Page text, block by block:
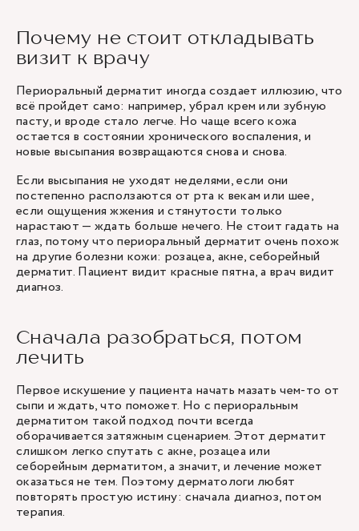
Почему не стоит откладывать
визит к врачу
Периоральный дерматит иногда создает иллюзию, что
всё пройдет само: например, убрал крем или зубную
пасту, и вроде стало легче. Но чаще всего кожа
остается в состоянии хронического воспаления, и
новые высыпания возвращаются снова и снова.
Если высыпания не уходят неделями, если они
постепенно расползаются от рта к векам или шее,
если ощущения жжения и стянутости только
нарастают — ждать больше нечего. Не стоит гадать на
глаз, потому что периоральный дерматит очень похож
на другие болезни кожи: розацеа, акне, себорейный
дерматит. Пациент видит красные пятна, а врач видит
диагноз.
Сначала разобраться, потом
лечить
Первое искушение у пациента начать мазать чем-то от
сыпи и ждать, что поможет. Но с периоральным
дерматитом такой подход почти всегда
оборачивается затяжным сценарием. Этот дерматит
слишком легко спутать с акне, розацеа или
себорейным дерматитом, а значит, и лечение может
оказаться не тем. Поэтому дерматологи любят
повторять простую истину: сначала диагноз, потом
терапия.